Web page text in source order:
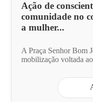
Ação de
comunidade no
a mulher...
A Praça Senhor Bom
mobilização voltada